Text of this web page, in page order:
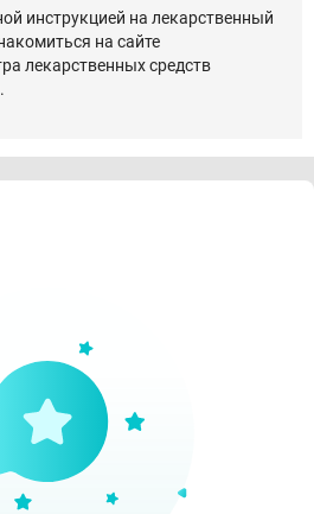
инструкцией на лекарственный
на сайте
лекарственных средств
.